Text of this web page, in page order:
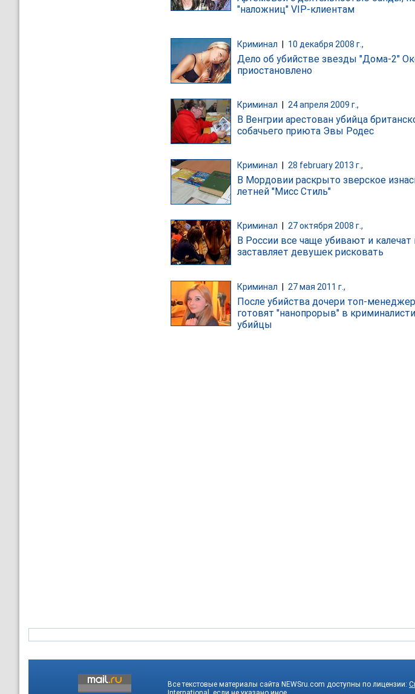
"наложниц" VIP-клиентам
Криминал | 10 декабря 2008 г.,
Дело об убийстве звезды "Дома-2"
приостановлено
Криминал 24 апреля 2009 г.,
В Венгрии арестован убийца
собачьего приюта Эвы Родес
Криминал 28 february 2013 г.,
В Мордовии раскрыто зверское
летней "Мисс Стиль"
Криминал 27 октября 2008 г.,
В России все чаще убивают и калечат
заставляет девушек рисковать
Криминал | 27 мая 2011 г.,
После убийства дочери топ-
готовят "нанопрорыв" в
убийцы
Все текстовые материалы сайта NEWSru.com доступны по лицензии: